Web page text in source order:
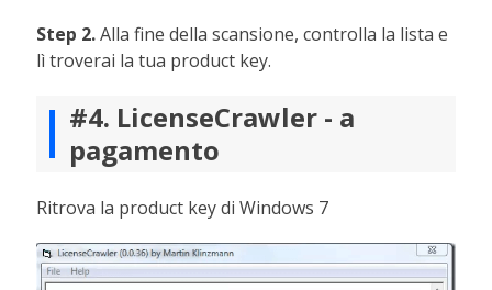
Step 2.Alla fine della scansione, controlla la lista e
lì troverai la tua product key.
#4. LicenseCrawler - a
pagamento
Ritrova la product key di Windows 7